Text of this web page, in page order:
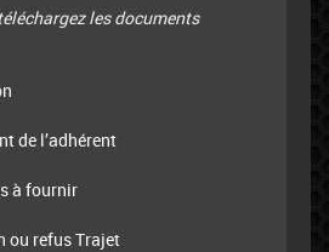
les documents
de l’adhérent
à fournir
ou refus Trajet